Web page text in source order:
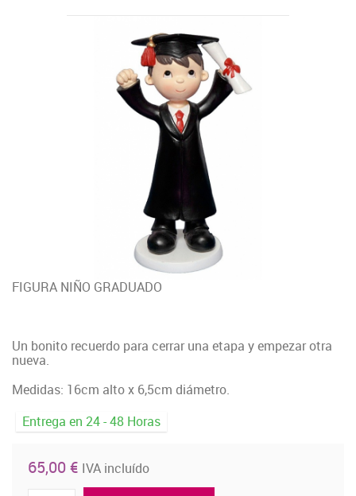
FIGURA NIÑO GRADUADO
Un bonito recuerdo para cerrar una etapa y empezar otra
nueva.
Medidas: 16cm alto x 6,5cm diámetro.
Entrega en 24 - 48 Horas
65,00 € IVA incluído